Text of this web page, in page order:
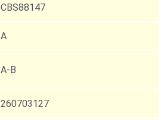
CBS88147
A
A-B
260703127